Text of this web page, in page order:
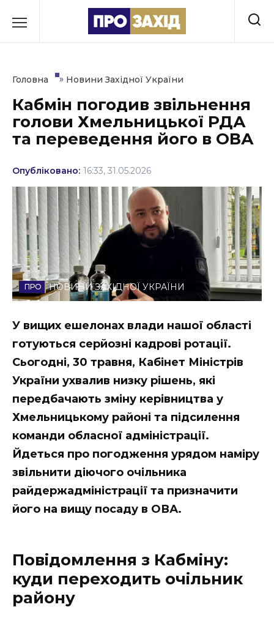
до
Культура
Освіта
Події
Політика
Соціум
Спорт
Стиль життя
Втрачений Ужгород (відеоверсія)
ЗАКАРПАТСЬКІ НОВИНИ
НОВИНИ ЗАХІДНОЇ УКРАЇНИ
ФОТО
ВІДЕО
Головна » Новини Західної України
Кабмін погодив звільнення
голови Хмельницької РДА
та переведення його в ОВА
Опубліковано: 16:33, 31.05.2026
НОВИНИ ЗАХІДНОЇ УКРАЇНИ
У вищих ешелонах влади нашої області
готуються серйозні кадрові ротації.
Сьогодні, 30 травня, Кабінет Міністрів
України ухвалив низку рішень, які
передбачають зміну керівництва у
Хмельницькому районі та підсилення
команди обласної адміністрації.
Йдеться про погодження урядом наміру
звільнити діючого очільника
райдержадміністрації та призначити
його на вищу посаду в ОВА.
Повідомлення з Кабміну:
куди переходить очільник
району